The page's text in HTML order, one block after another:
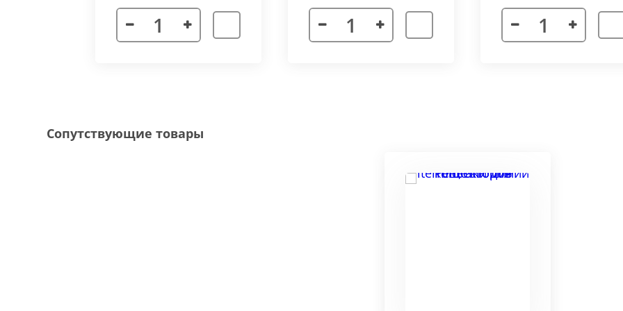
Декоративная рамка выполнена из алюминия. Придает прибору завершенности и помогает
напольного покрытия и короба конвектора, а также увеличивает жесткость короба.
соединения 70 градусов.
большей длины, конвектор собирается из отдельных сегментов.
Сопутствующие товары